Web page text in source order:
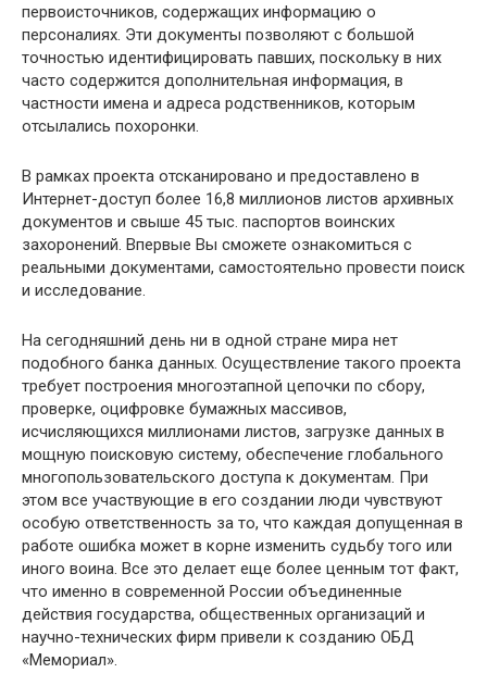
первоисточников, содержащих информацию о
персоналиях. Эти документы позволяют с большой
точностью идентифицировать павших, поскольку в них
часто содержится дополнительная информация, в
частности имена и адреса родственников, которым
отсылались похоронки.
В рамках проекта отсканировано и предоставлено в
Интернет-доступ более 16,8 миллионов листов архивных
документов и свыше 45 тыс. паспортов воинских
захоронений. Впервые Вы сможете ознакомиться с
реальными документами, самостоятельно провести поиск
и исследование.
На сегодняшний день ни в одной стране мира нет
подобного банка данных. Осуществление такого проекта
требует построения многоэтапной цепочки по сбору,
проверке, оцифровке бумажных массивов,
исчисляющихся миллионами листов, загрузке данных в
мощную поисковую систему, обеспечение глобального
многопользовательского доступа к документам. При
этом все участвующие в его создании люди чувствуют
особую ответственность за то, что каждая допущенная в
работе ошибка может в корне изменить судьбу того или
иного воина. Все это делает еще более ценным тот факт,
что именно в современной России объединенные
действия государства, общественных организаций и
научно-технических фирм привели к созданию ОБД
«Мемориал».